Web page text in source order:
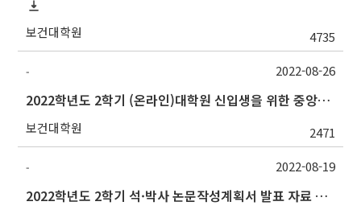
보건대학원 4735
-
2022학년도 2학기 (온라인)대학원 신입생을 위한 중앙도서관 오리엔테이션 안내
보건대학원 2471
2022-08-26
-
2022학년도 2학기 석·박사 논문작성계획서 발표 자료 제출 및 발표 시간 안내
2022-08-19